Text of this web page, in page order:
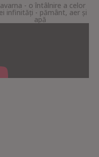
- o întâlnire a celor
infinități - pământ, aer și
apă